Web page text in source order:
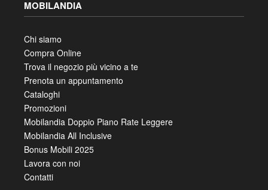
MOBILANDIA
Chi siamo
Compra Online
Trova il negozio più vicino a te
Prenota un appuntamento
Cataloghi
Promozioni
Mobilandia Doppio Piano Rate Leggere
Mobilandia All Inclusive
Bonus Mobili 2025
Lavora con noi
Contatti